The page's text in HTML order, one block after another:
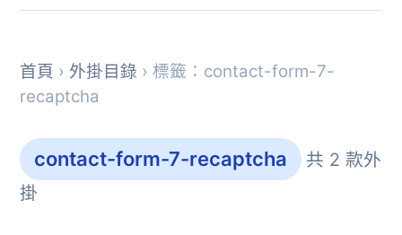
首頁 › 外掛目錄 › 標籤：contact-form-7-
recaptcha
contact-form-7-recaptcha
共 2 款外
掛